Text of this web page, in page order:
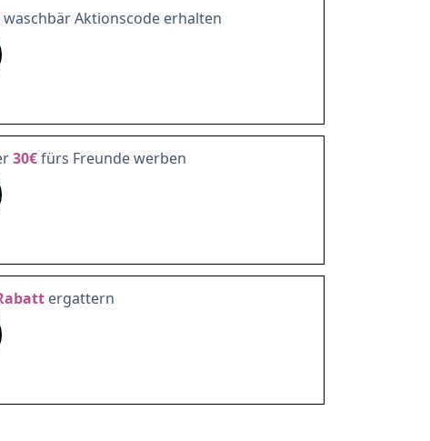
waschbär Aktionscode erhalten
30€fürs Freunde werben
ergattern